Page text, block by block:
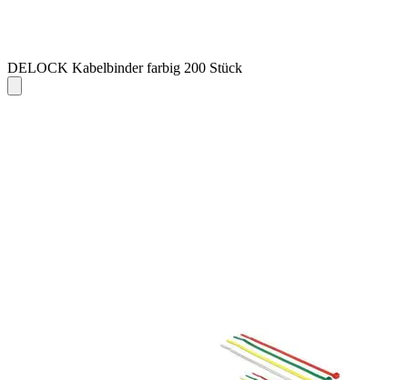
DELOCK Kabelbinder farbig 200 Stück